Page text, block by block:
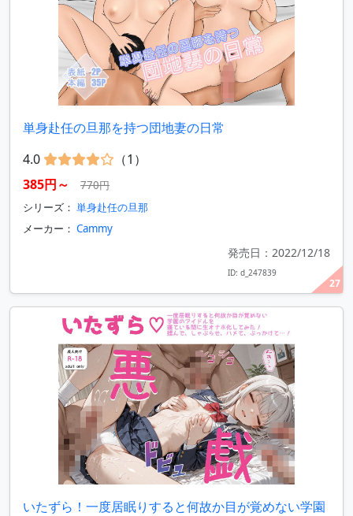
27
単身赴任の旦那を持つ団地妻の日常
4.0
（1）
385円～
770円
シリーズ： 単身赴任の旦那
メーカー： Cammy
発売日：2022/12/18
ID: d_247839
いたずら！一度居眠りすると何故か目が覚めない学園